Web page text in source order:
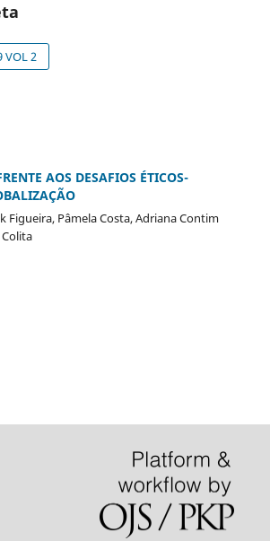
VOL 2
AOS DESAFIOS ÉTICOS-
Figueira, Pâmela Costa, Adriana Contim